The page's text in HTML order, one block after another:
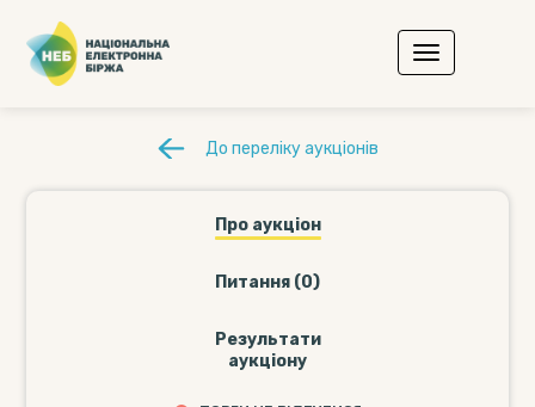
До переліку аукціонів
Про аукціон
Питання (0)
Результати
аукціону